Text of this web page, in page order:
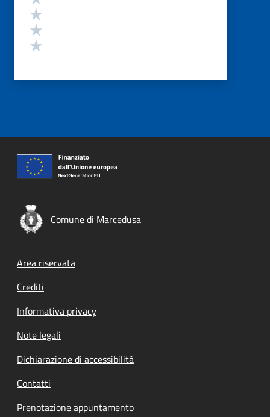
Comune di Marcedusa
Footer menu
Area riservata
Crediti
Informativa privacy
Note legali
Dichiarazione di accessibilità
Contatti
Prenotazione appuntamento